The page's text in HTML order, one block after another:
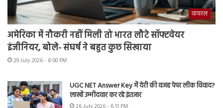
वायरल
अमेरिका में नौकरी नहीं मिली तो भारत लौटे सॉफ्टवेयर
इंजीनियर, बोले- संघर्ष ने बहुत कुछ सिखाया
29 July 2026 - 8:00 PM
UGC NET Answer Key में देरी की वजह पेपर लीक विवाद?
लाखों उम्मीदवार कर रहे इंतजार